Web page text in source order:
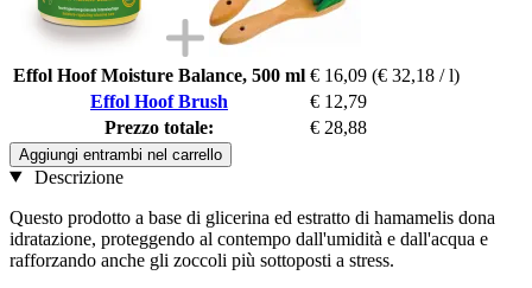
Effol Hoof Moisture Balance, 500 ml € 16,09 (€ 32,18 / l)
Effol Hoof Brush
€ 12,79
Prezzo totale:
€ 28,88
Aggiungi entrambi nel carrello
Descrizione
Questo prodotto a base di glicerina ed estratto di hamamelis dona
idratazione, proteggendo al contempo dall'umidità e dall'acqua e
rafforzando anche gli zoccoli più sottoposti a stress.